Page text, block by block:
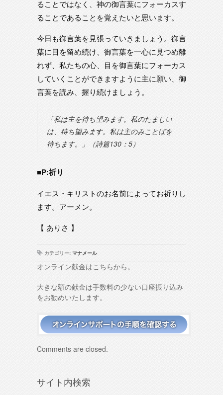
ることではなく、神の御言葉にフォーカスす
ることであることを覚えたいと思います。
今日も御言葉を見張っていきましょう。御言
葉に目を留め続け、御言葉を一心に見つめ離
れず、私たちの心、目を御言葉にフォーカス
していくことができますように主に願い、御
言葉を読み、握り続けましょう。
「私は主を待ち望みます。私のたましい
は、待ち望みます。私は主のみことばを
待ちます。」（詩篇130：5）
■P:祈り
イエス・キリストのお名前によってお祈りし
ます。アーメン。
【 ありさ 】
カテゴリー: マナメール
オンライン献金はこちらから。
大きな額の献金は手数料の少ない口座振り込み
をお勧めいたします。
Comments are closed.
サイト内検索